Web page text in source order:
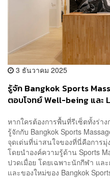
3 ธันวาคม 2025
รู้จัก Bangkok Sports
ตอบโจทย์ Well-being และ
หากใครต้องการพื้นที่รีเซ็ตทั้งร่า
รู้จักกับ Bangkok Sports
จุดเด่นที่น่าสนใจของที่นี่คือการ
โดยนำองค์ความรู้ด้าน Sports
ปวดเมื่อย โดยเฉพาะนักกีฬา แล
และของใหม่ของ Bangkok